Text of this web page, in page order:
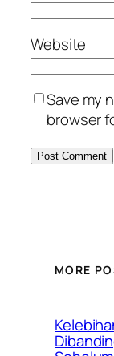
Website
Save my
browser
MORE